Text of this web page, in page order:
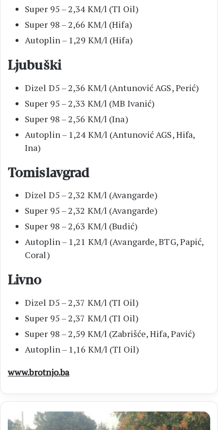
Super 95 – 2,34 KM/l (TI Oil)
Super 98 – 2,66 KM/l (Hifa)
Autoplin – 1,29 KM/l (Hifa)
Ljubuški
Dizel D5 – 2,36 KM/l (Antunović AGS, Perić)
Super 95 – 2,33 KM/l (MB Ivanić)
Super 98 – 2,56 KM/l (Ina)
Autoplin – 1,24 KM/l (Antunović AGS, Hifa,
Ina)
Tomislavgrad
Dizel D5 – 2,32 KM/l (Avangarde)
Super 95 – 2,32 KM/l (Avangarde)
Super 98 – 2,63 KM/l (Budić)
Autoplin – 1,21 KM/l (Avangarde, BTG, Papić,
Coral)
Livno
Dizel D5 – 2,37 KM/l (TI Oil)
Super 95 – 2,37 KM/l (TI Oil)
Super 98 – 2,59 KM/l (Zabrišće, Hifa, Pavić)
Autoplin – 1,16 KM/l (TI Oil)
www.brotnjo.ba
ČITLUK